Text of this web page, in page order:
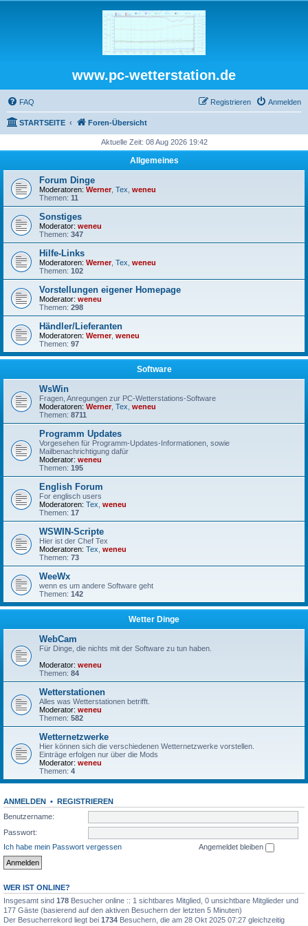
www.pc-wetterstation.de
FAQ Anmelden
Registrieren
STARTSEITE Foren-Übersicht
Aktuelle Zeit: 08 Aug 2026 19:42
Allgemeines
Forum Dinge
Moderatoren: Werner, Tex weneu
Themen: 11
Sonstiges
Moderator: weneu
Themen: 347
Hilfe-Links
Moderatoren: Werner, Tex weneu
Themen: 102
Vorstellungen eigener Homepage
Moderator: weneu
Themen: 298
Händler/Lieferanten
Moderatoren: Werner, weneu
Themen: 97
Software
WsWin
Fragen, Anregungen zur PC-Wetterstations-Software
Moderatoren: Werner, Tex weneu
Themen: 8711
Programm Updates
Vorgesehen für Programm-Updates-Informationen, sowie
Mailbenachrichtigung dafür
Moderator: weneu
Themen: 195
English Forum
For englisch users
Moderatoren: Tex weneu
Themen: 17
WSWIN-Scripte
Hier ist der Chef Tex
Moderatoren: Tex weneu
Themen: 73
WeeWx
wenn es um andere Software geht
Themen: 142
Wetter Dinge
WebCam
Für Dinge, die nichts mit der Software zu tun haben.
Moderator: weneu
Themen: 84
Wetterstationen
Alles was Wetterstationen betrifft.
Moderator: weneu
Themen: 582
Wetternetzwerke
Hier können sich die verschiedenen Wetternetzwerke vorstellen.
Einträge erfolgen nur über die Mods
Moderator: weneu
Themen: 4
ANMELDEN • REGISTRIEREN
Benutzername:
Passwort:
Ich habe mein Passwort vergessen
Angemeldet bleiben
WER IST ONLINE?
Insgesamt sind 178 Besucher online :: 1 sichtbares Mitglied, 0 unsichtbare Mitglieder und
177 Gäste (basierend auf den aktiven Besuchern der letzten 5 Minuten)
Der Besucherrekord liegt bei 1734 Besuchern, die am 28 Okt 2025 07:27 gleichzeitig